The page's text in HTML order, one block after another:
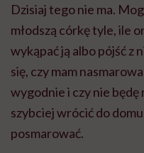
Dzisiaj tego nie ma.
młodszą córkę tyle, ile
wykąpać ją albo pójść z
się, czy mam
wygodnie i czy nie będę
szybciej wrócić do
posmarować.